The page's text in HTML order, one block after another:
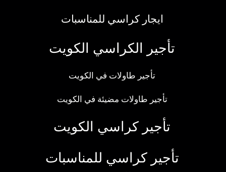
ايجار كراسي للمناسبات
تأجير الكراسي الكويت
تأجير طاولات في الكويت
تأجير طاولات مضيئة في الكويت
تأجير كراسي الكويت
تأجير كراسي للمناسبات